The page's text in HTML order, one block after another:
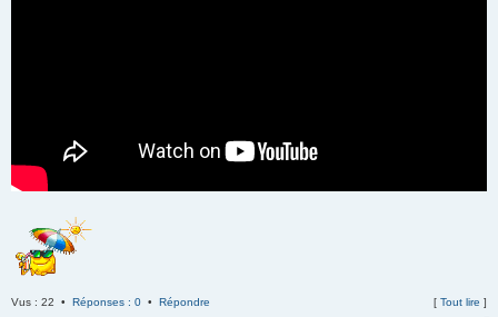
Vus : 22 • Réponses : 0 • Répondre [ Tout lire ]